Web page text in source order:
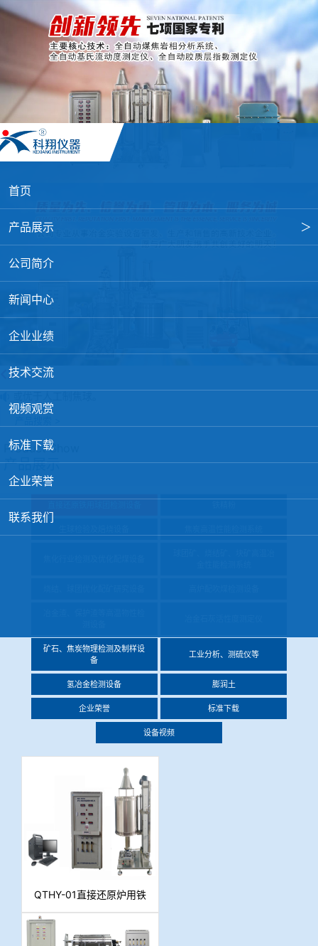
首页
产品展示 ＞
焦炭高温性能检测系统
球团矿/烧结矿/块矿高温冶金性能检测系统
高炉配吹煤检测设备
冶金渣、保护渣等高温物性检测设备
冶金石灰活性度测定仪
矿石、焦炭物理检测及制样设备
公司简介
新闻中心
企业业绩
技术交流
视频观赏
标准下载
企业荣誉
联系我们
Product Show
产品展示
矿石、焦炭物理检测及制样设
备
工业分析、测硫仪等
氢冶金检测设备 膨润土
企业荣誉 标准下载
设备视频
QTHY-01直接还原炉用铁
矿石还原性、膨胀性及金
属化率测定装置 （TG分
析仪）